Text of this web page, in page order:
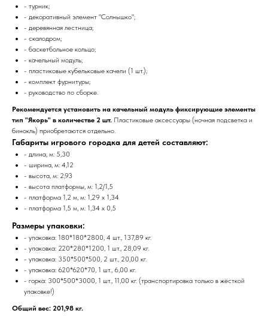
- турник;
- декоративный элемент "Солнышко";
- деревянная лестница;
- скалодром;
- баскетбольное кольцо;
- качельный модуль;
- пластиковые кубельковые качели (1 шт.);
- комплект фурнитуры;
- руководство по сборке.
Рекомендуется установить на качельный модуль фиксирующие элементы
тип "Якорь" в количестве 2 шт. Пластиковые аксессуары (ночная подсветка и
бинокль) приобретаются отдельно.
Габариты игрового городка для детей составляют:
- длина, м: 5,30
- ширина, м: 4,12
- высота, м: 2,93
- высота платформы, м: 1,2/1,5
- платформа 1,2 м, м: 1,29 x 1,34
- платформа 1,5 м, м: 1,34 x 0,5
Размеры упаковки:
- упаковка: 180*180*2800, 4 шт., 137,89 кг.
- упаковка: 220*280*1200, 1 шт., 28,09 кг.
- упаковка: 350*500*500, 2 шт., 20,00 кг.
- упаковка: 620*620*70, 1 шт., 6,00 кг.
- горка: 300*500*3000, 1 шт., 11,00 кг. (транспортировка только в жёсткой
упаковке!)
Общий вес: 201,98 кг.